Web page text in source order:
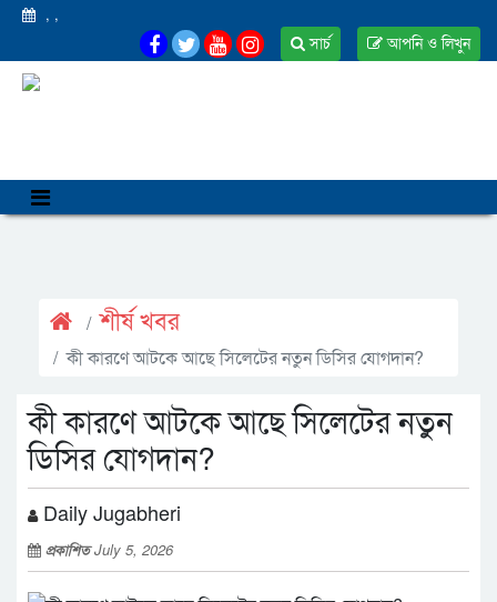
, ,
আপনি ও লিখুন
সার্চ
শীর্ষ খবর
কী কারণে আটকে আছে সিলেটের নতুন ডিসির যোগদান?
কী কারণে আটকে আছে সিলেটের নতুন
ডিসির যোগদান?
Daily Jugabheri
প্রকাশিতJuly 5, 2026